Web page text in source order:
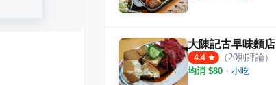
大陳記古早味麵店
4.4 （ 20則評論）
均消 $80 ・ 小吃